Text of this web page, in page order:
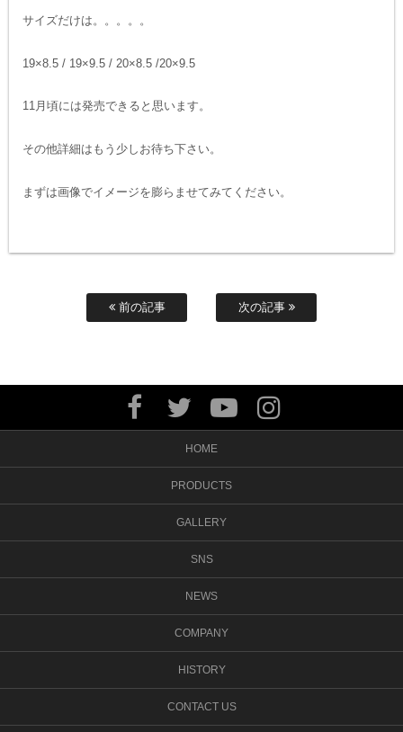
サイズだけは。。。。。
19×8.5 / 19×9.5 / 20×8.5 /20×9.5
11月頃には発売できると思います。
その他詳細はもう少しお待ち下さい。
まずは画像でイメージを膨らませてみてください。
前の記事 次の記事
HOME
PRODUCTS
GALLERY
SNS
NEWS
COMPANY
HISTORY
CONTACT US